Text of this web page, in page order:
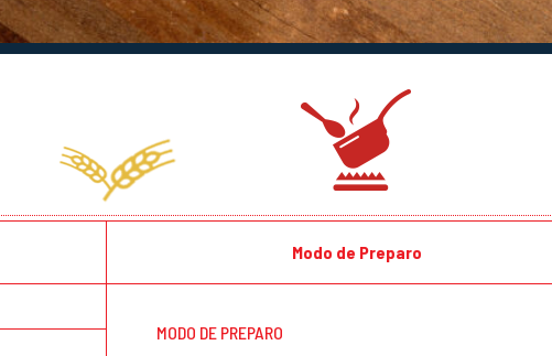
Modo de Preparo
MODO DE PREPARO